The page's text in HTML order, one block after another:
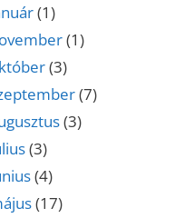
(1)
(1)
(3)
(7)
(3)
(3)
(4)
(17)